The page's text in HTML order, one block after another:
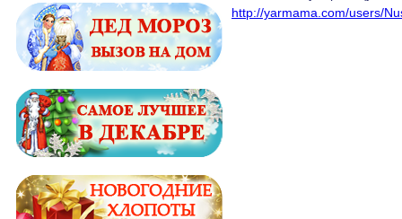
http://yarmama.com/users/